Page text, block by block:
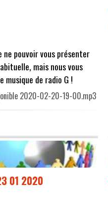
ne pouvoir vous présenter
mais nous vous
musique de radio G !
2020-02-20-19-00.mp3
01 2020